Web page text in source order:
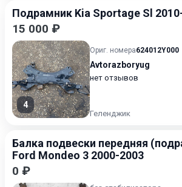
Подрамник Kia Sportage Sl
15 000 ₽
4
Ориг. номера624012Y000
Avtorazboryug
нет отзывов
Геленджик
Балка подвески передняя
Ford Mondeo 3 2000-2003
0 ₽